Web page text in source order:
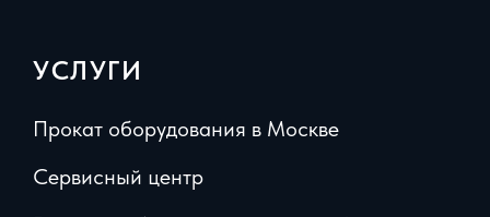
УСЛУГИ
Прокат оборудования в Москве
Сервисный центр